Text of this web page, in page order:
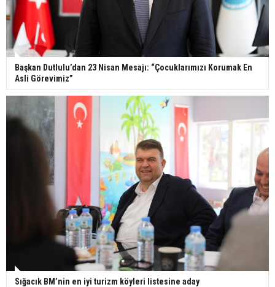
Başkan Dutlulu’dan 23 Nisan Mesajı: “Çocuklarımızı Korumak En
Asli Görevimiz”
Sığacık BM’nin en iyi turizm köyleri listesine aday